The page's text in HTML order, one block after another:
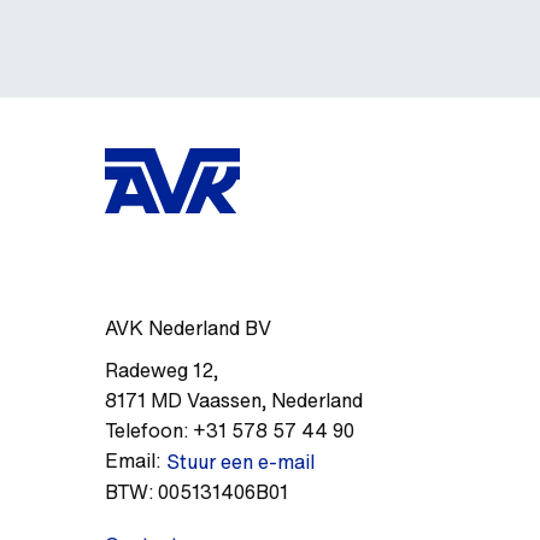
AVK Nederland BV
Radeweg 12,
8171 MD Vaassen, Nederland
Telefoon: +31 578 57 44 90
Email: Stuur een e-mail
BTW:005131406B01